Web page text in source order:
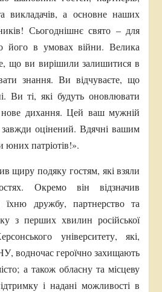
викладачів, а основне наших
Сьогоднішнє свято – для
його в умовах війни. Велика
що ви вирішили залишитися в
знання. Ви відчуваєте, що
Ви ті, які будуть оновлювати
нове дихання. Цей ваш мужній
оцінений. Вдячні вашим
юних патріотів!».
щиру подяку гостям, які взяли
Окремо він відзначив
їхню дружбу, партнерство та
з перших хвилин російської
університету, які,
водночас героїчно захищають
а також обласну та місцеву
і надані можливості в